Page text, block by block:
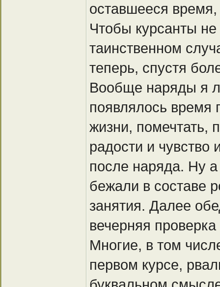
оставшееся
Чтобы курсанты
таинственном
теперь, спустя
Вообще наряды я
появлялось время
жизни, помечтать,
радости и чувство
после наряда. Ну
бежали в составе
занятия. Далее
вечерняя
Многие, в том
первом курсе,